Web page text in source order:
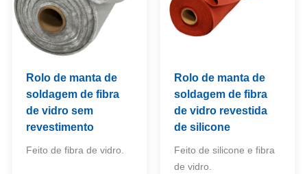
Rolo de manta de
soldagem de fibra
de vidro sem
revestimento
Feito de fibra de vidro.
Rolo de manta de
soldagem de fibra
de vidro revestida
de silicone
Feito de silicone e fibra
de vidro.